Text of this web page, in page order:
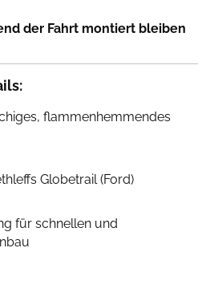
der Fahrt montiert bleiben
flammenhemmendes
Globetrail (Ford)
für schnellen und